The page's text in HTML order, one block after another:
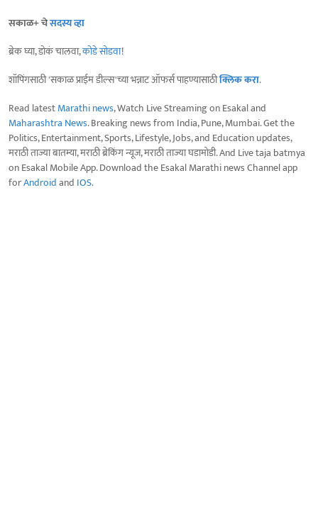
सकाळ+ चेसदस्य व्हा
ब्रेक घ्या, डोकं चालवा,कोडे सोडवा!
शॉपिंगसाठी 'सकाळ प्राईम डील्स'च्या भन्नाट ऑफर्स पाहण्यासाठीक्लिक करा.
Read latestMarathi news, Watch Live Streaming on Esakal and
Maharashtra News. Breaking news from India, Pune, Mumbai. Get the
Politics, Entertainment, Sports, Lifestyle, Jobs, and Education updates,
मराठी ताज्या बातम्या, मराठी ब्रेकिंग न्यूज, मराठी ताज्या घडामोडी. And Live taja batmya
on Esakal Mobile App. Download the Esakal Marathi news Channel app
forAndroidand IOS.